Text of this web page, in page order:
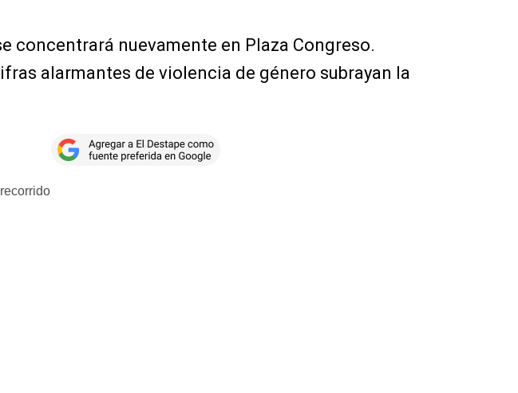
concentrará nuevamente en Plaza Congreso.
alarmantes de violencia de género subrayan la